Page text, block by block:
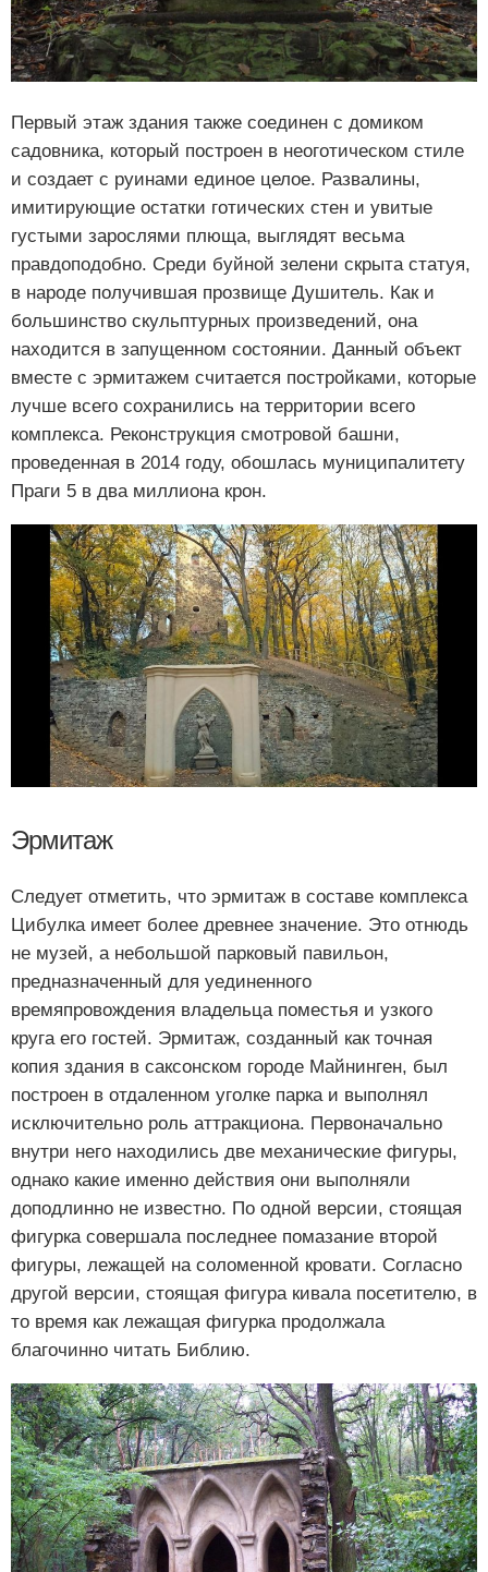
Первый этаж здания также соединен с домиком
садовника, который построен в неоготическом стиле
и создает с руинами единое целое. Развалины,
имитирующие остатки готических стен и увитые
густыми зарослями плюща, выглядят весьма
правдоподобно. Среди буйной зелени скрыта статуя,
в народе получившая прозвище Душитель. Как и
большинство скульптурных произведений, она
находится в запущенном состоянии. Данный объект
вместе с эрмитажем считается постройками, которые
лучше всего сохранились на территории всего
комплекса. Реконструкция смотровой башни,
проведенная в 2014 году, обошлась муниципалитету
Праги 5 в два миллиона крон.
Эрмитаж
Следует отметить, что эрмитаж в составе комплекса
Цибулка имеет более древнее значение. Это отнюдь
не музей, а небольшой парковый павильон,
предназначенный для уединенного
времяпровождения владельца поместья и узкого
круга его гостей. Эрмитаж, созданный как точная
копия здания в саксонском городе Майнинген, был
построен в отдаленном уголке парка и выполнял
исключительно роль аттракциона. Первоначально
внутри него находились две механические фигуры,
однако какие именно действия они выполняли
доподлинно не известно. По одной версии, стоящая
фигурка совершала последнее помазание второй
фигуры, лежащей на соломенной кровати. Согласно
другой версии, стоящая фигура кивала посетителю, в
то время как лежащая фигурка продолжала
благочинно читать Библию.